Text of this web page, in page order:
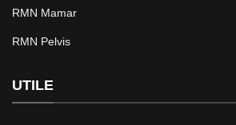
RMN Mamar
RMN Pelvis
UTILE